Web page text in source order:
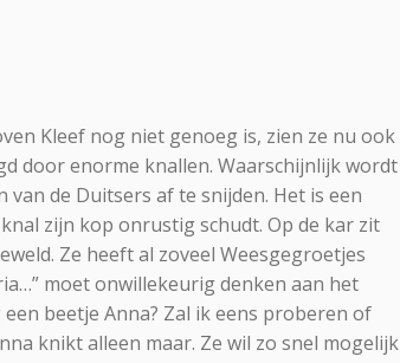
Kleef nog niet genoeg is, zien ze nu ook
door enorme knallen. Waarschijnlijk wordt
de Duitsers af te snijden. Het is een
zijn kop onrustig schudt. Op de kar zit
Ze heeft al zoveel Weesgegroetjes
moet onwillekeurig denken aan het
beetje Anna? Zal ik eens proberen of
knikt alleen maar. Ze wil zo snel mogelijk